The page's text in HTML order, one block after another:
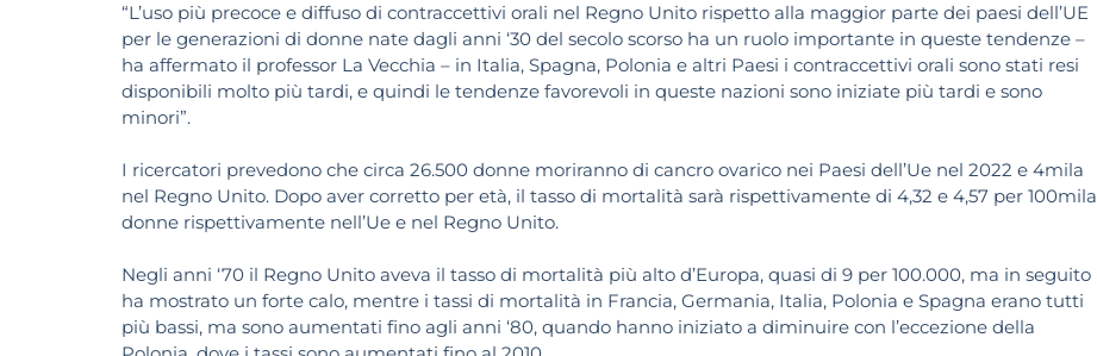
“L’uso più precoce e diffuso di contraccettivi orali nel Regno Unito rispetto alla maggior parte dei paesi dell’UE
per le generazioni di donne nate dagli anni ‘30 del secolo scorso ha un ruolo importante in queste tendenze –
ha affermato il professor La Vecchia – in Italia, Spagna, Polonia e altri Paesi i contraccettivi orali sono stati resi
disponibili molto più tardi, e quindi le tendenze favorevoli in queste nazioni sono iniziate più tardi e sono
minori”.
I ricercatori prevedono che circa 26.500 donne moriranno di cancro ovarico nei Paesi dell’Ue nel 2022 e 4mila
nel Regno Unito. Dopo aver corretto per età, il tasso di mortalità sarà rispettivamente di 4,32 e 4,57 per 100mila
donne rispettivamente nell’Ue e nel Regno Unito.
Negli anni ‘70 il Regno Unito aveva il tasso di mortalità più alto d’Europa, quasi di 9 per 100.000, ma in seguito
ha mostrato un forte calo, mentre i tassi di mortalità in Francia, Germania, Italia, Polonia e Spagna erano tutti
più bassi, ma sono aumentati fino agli anni ‘80, quando hanno iniziato a diminuire con l’eccezione della